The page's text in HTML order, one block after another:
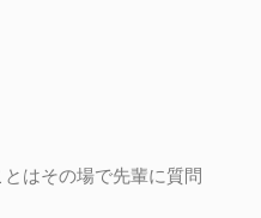
はその場で先輩に質問